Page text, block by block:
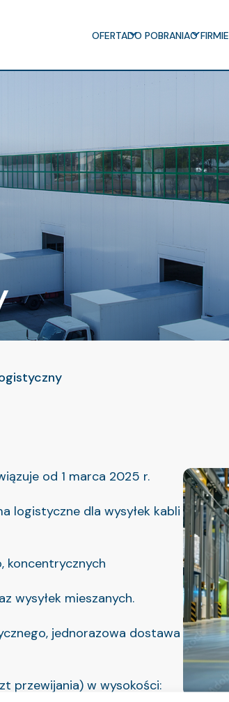
OFERTADO POBRANIAO FIRMIE
od 1 marca 2025 r.
logistyczne dla wysyłek kabli
koncentrycznych
wysyłek mieszanych.
jednorazowa dostawa
przewijania) w wysokości: